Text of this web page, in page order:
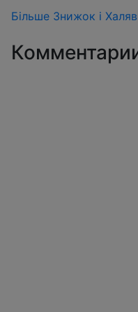
Більше Знижок і